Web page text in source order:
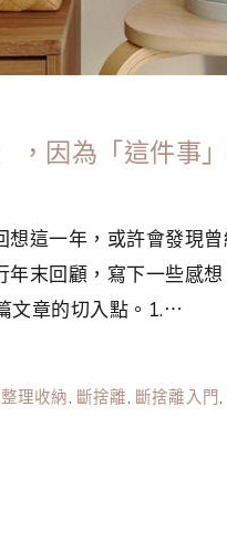
，因為「這件事
這一年，或許會發現
末回顧，寫下一些感
文章的切入點。1.⋯
整理收納, 斷捨離, 斷捨離入門,